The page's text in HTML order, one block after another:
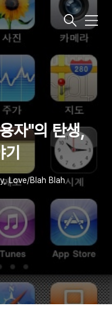
메
자"의 탄생,
Love/Blah Blah